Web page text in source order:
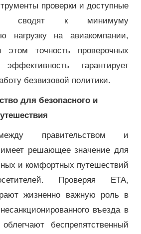
проверки и доступные
сводят к минимуму
нагрузку на авиакомпании,
этом точность проверочных
гарантирует
безвизовой политики.
для безопасного и
правительством и
решающее значение для
и комфортных путешествий
Проверяя ETA,
жизненно важную роль в
въезда в
беспрепятственный